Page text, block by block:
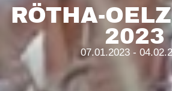
RÖTHA-
2023
07.01.2023 -